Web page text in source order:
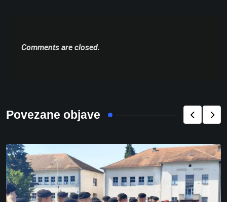
Comments are closed.
Povezane objave